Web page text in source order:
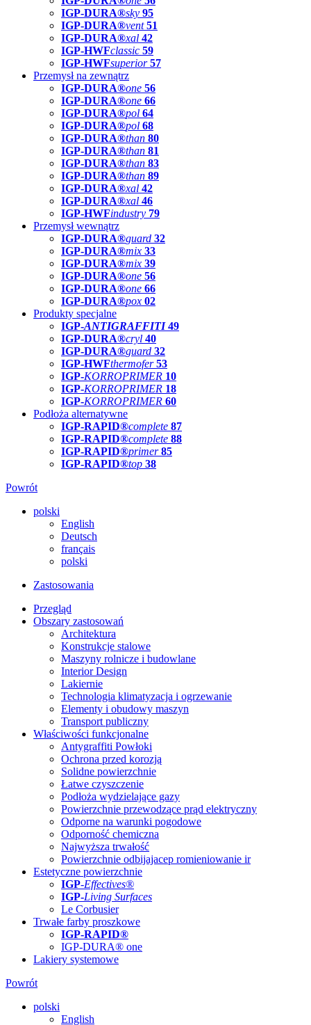
IGP-DURA®sky 95
IGP-DURA®vent 51
IGP-DURA®xal 42
IGP-HWFclassic 59
IGP-HWFsuperior 57
Przemysł na zewnątrz
IGP-DURA®one 56
IGP-DURA®one 66
IGP-DURA®pol 64
IGP-DURA®pol 68
IGP-DURA®than 80
IGP-DURA®than 81
IGP-DURA®than 83
IGP-DURA®than 89
IGP-DURA®xal 42
IGP-DURA®xal 46
IGP-HWFindustry 79
Przemysł wewnątrz
IGP-DURA®guard 32
IGP-DURA®mix 33
IGP-DURA®mix 39
IGP-DURA®one 56
IGP-DURA®one 66
IGP-DURA®pox 02
Produkty specjalne
IGP-ANTIGRAFFITI49
IGP-DURA®cryl 40
IGP-DURA®guard 32
IGP-HWFthermofer 53
IGP-KORROPRIMER 10
IGP-KORROPRIMER 18
IGP-KORROPRIMER 60
Podłoża alternatywne
IGP-RAPID®complete 87
IGP-RAPID®complete 88
IGP-RAPID®primer 85
IGP-RAPID®top 38
Powrót
polski
English
Deutsch
français
polski
Zastosowania
Przegląd
Obszary zastosowań
Architektura
Konstrukcje stalowe
Maszyny rolnicze i budowlane
Interior Design
Lakiernie
Technologia klimatyzacja i ogrzewanie
Elementy i obudowy maszyn
Transport publiczny
Właściwości funkcjonalne
Antygraffiti Powłoki
Ochrona przed korozją
Solidne powierzchnie
Łatwe czyszczenie
Podłoża wydzielające gazy
Powierzchnie przewodzące prąd elektryczny
Odporne na warunki pogodowe
Odporność chemiczna
Najwyższa trwałość
Powierzchnie odbijajacep romieniowanie ir
Estetyczne powierzchnie
IGP-Effectives®
IGP-Living Surfaces
Le Corbusier
Trwałe farby proszkowe
IGP-RAPID®
IGP-DURA® one
Lakiery systemowe
Powrót
polski
English